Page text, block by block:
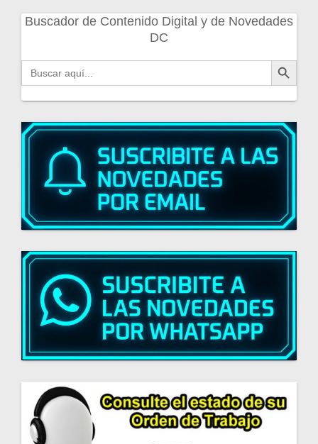
Buscador de Contenido Digital y de Novedades
DC
Buscar: Botón de búsqueda